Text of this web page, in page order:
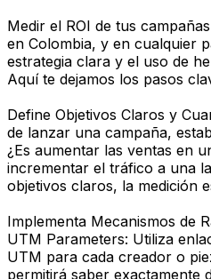
Medir el ROI de tus
en Colombia, y en cualquier
estrategia clara y el uso de
Aquí te dejamos los pasos
Define Objetivos Claros y
de lanzar una campaña,
¿Es aumentar las ventas en
incrementar el tráfico a una
objetivos claros, la medición
Implementa Mecanismos de
UTM Parameters: Utiliza
UTM para cada creador o
permitirá saber exactamente